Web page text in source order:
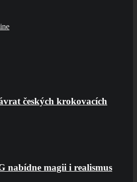
českých krokovacích
nabídne magii i realismus